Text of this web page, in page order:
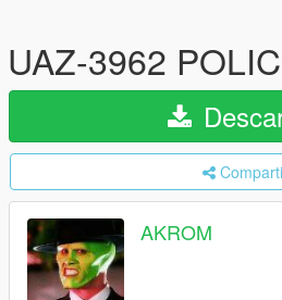
UAZ-3962
AKROM